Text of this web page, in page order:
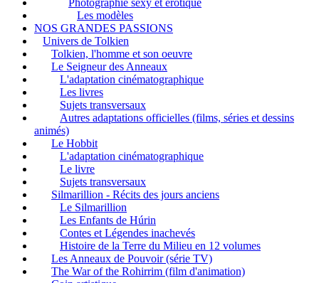
Photographie sexy et érotique
Les modèles
NOS GRANDES PASSIONS
Univers de Tolkien
Tolkien, l'homme et son oeuvre
Le Seigneur des Anneaux
L'adaptation cinématographique
Les livres
Sujets transversaux
Autres adaptations officielles (films, séries et dessins
animés)
Le Hobbit
L'adaptation cinématographique
Le livre
Sujets transversaux
Silmarillion - Récits des jours anciens
Le Silmarillion
Les Enfants de Húrin
Contes et Légendes inachevés
Histoire de la Terre du Milieu en 12 volumes
Les Anneaux de Pouvoir (série TV)
The War of the Rohirrim (film d'animation)